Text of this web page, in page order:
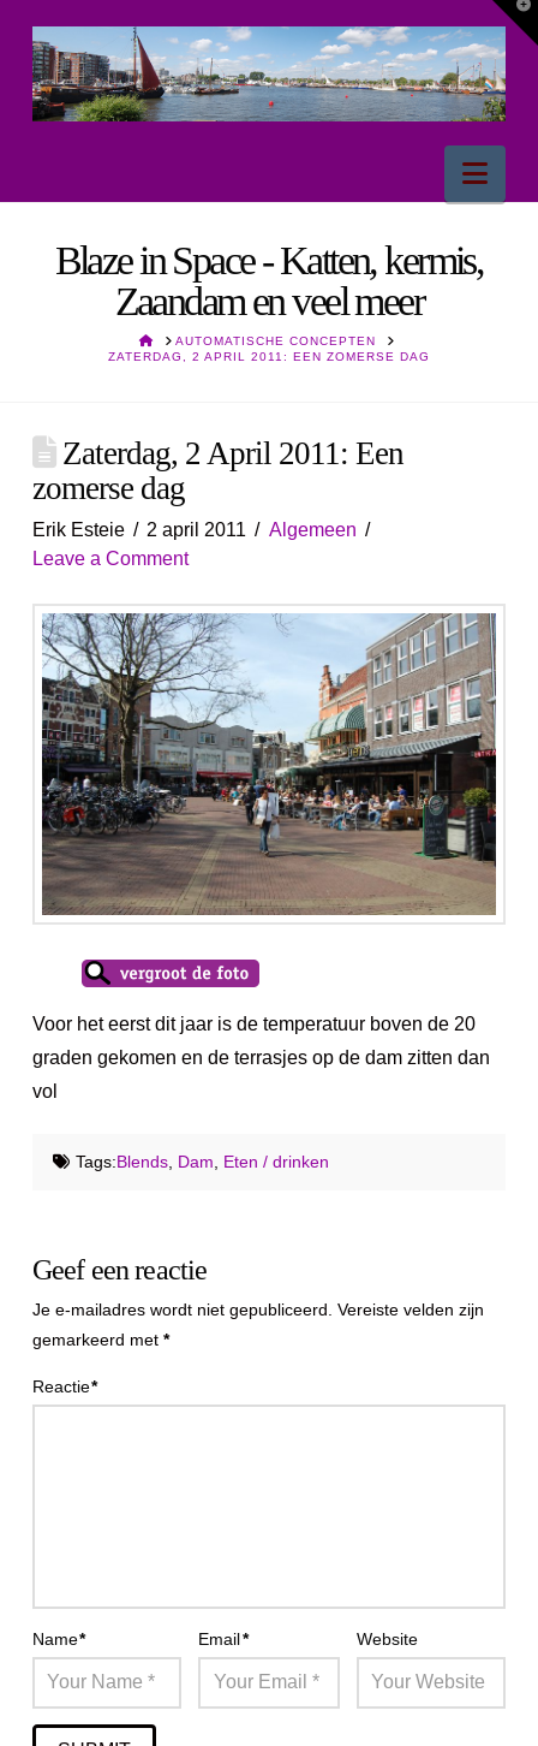
Blaze in Space - Katten, kermis,
Zaandam en veel meer
HOMEAUTOMATISCHE CONCEPTEN
ZATERDAG, 2 APRIL 2011: EEN ZOMERSE DAG
Zaterdag, 2 April 2011: Een
zomerse dag
Erik Esteie 2 april 2011
Algemeen
Leave a Comment
Voor het eerst dit jaar is de temperatuur boven de 20
graden gekomen en de terrasjes op de dam zitten dan
vol
Tags:Blends, Dam, Eten / drinken
Geef een reactie
Je e-mailadres wordt niet gepubliceerd. Vereiste velden zijn
gemarkeerd met *
Reactie*
Name* Email* Website